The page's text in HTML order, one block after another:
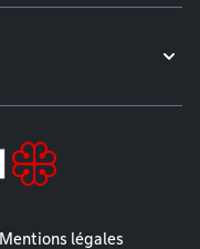
Mentions légales